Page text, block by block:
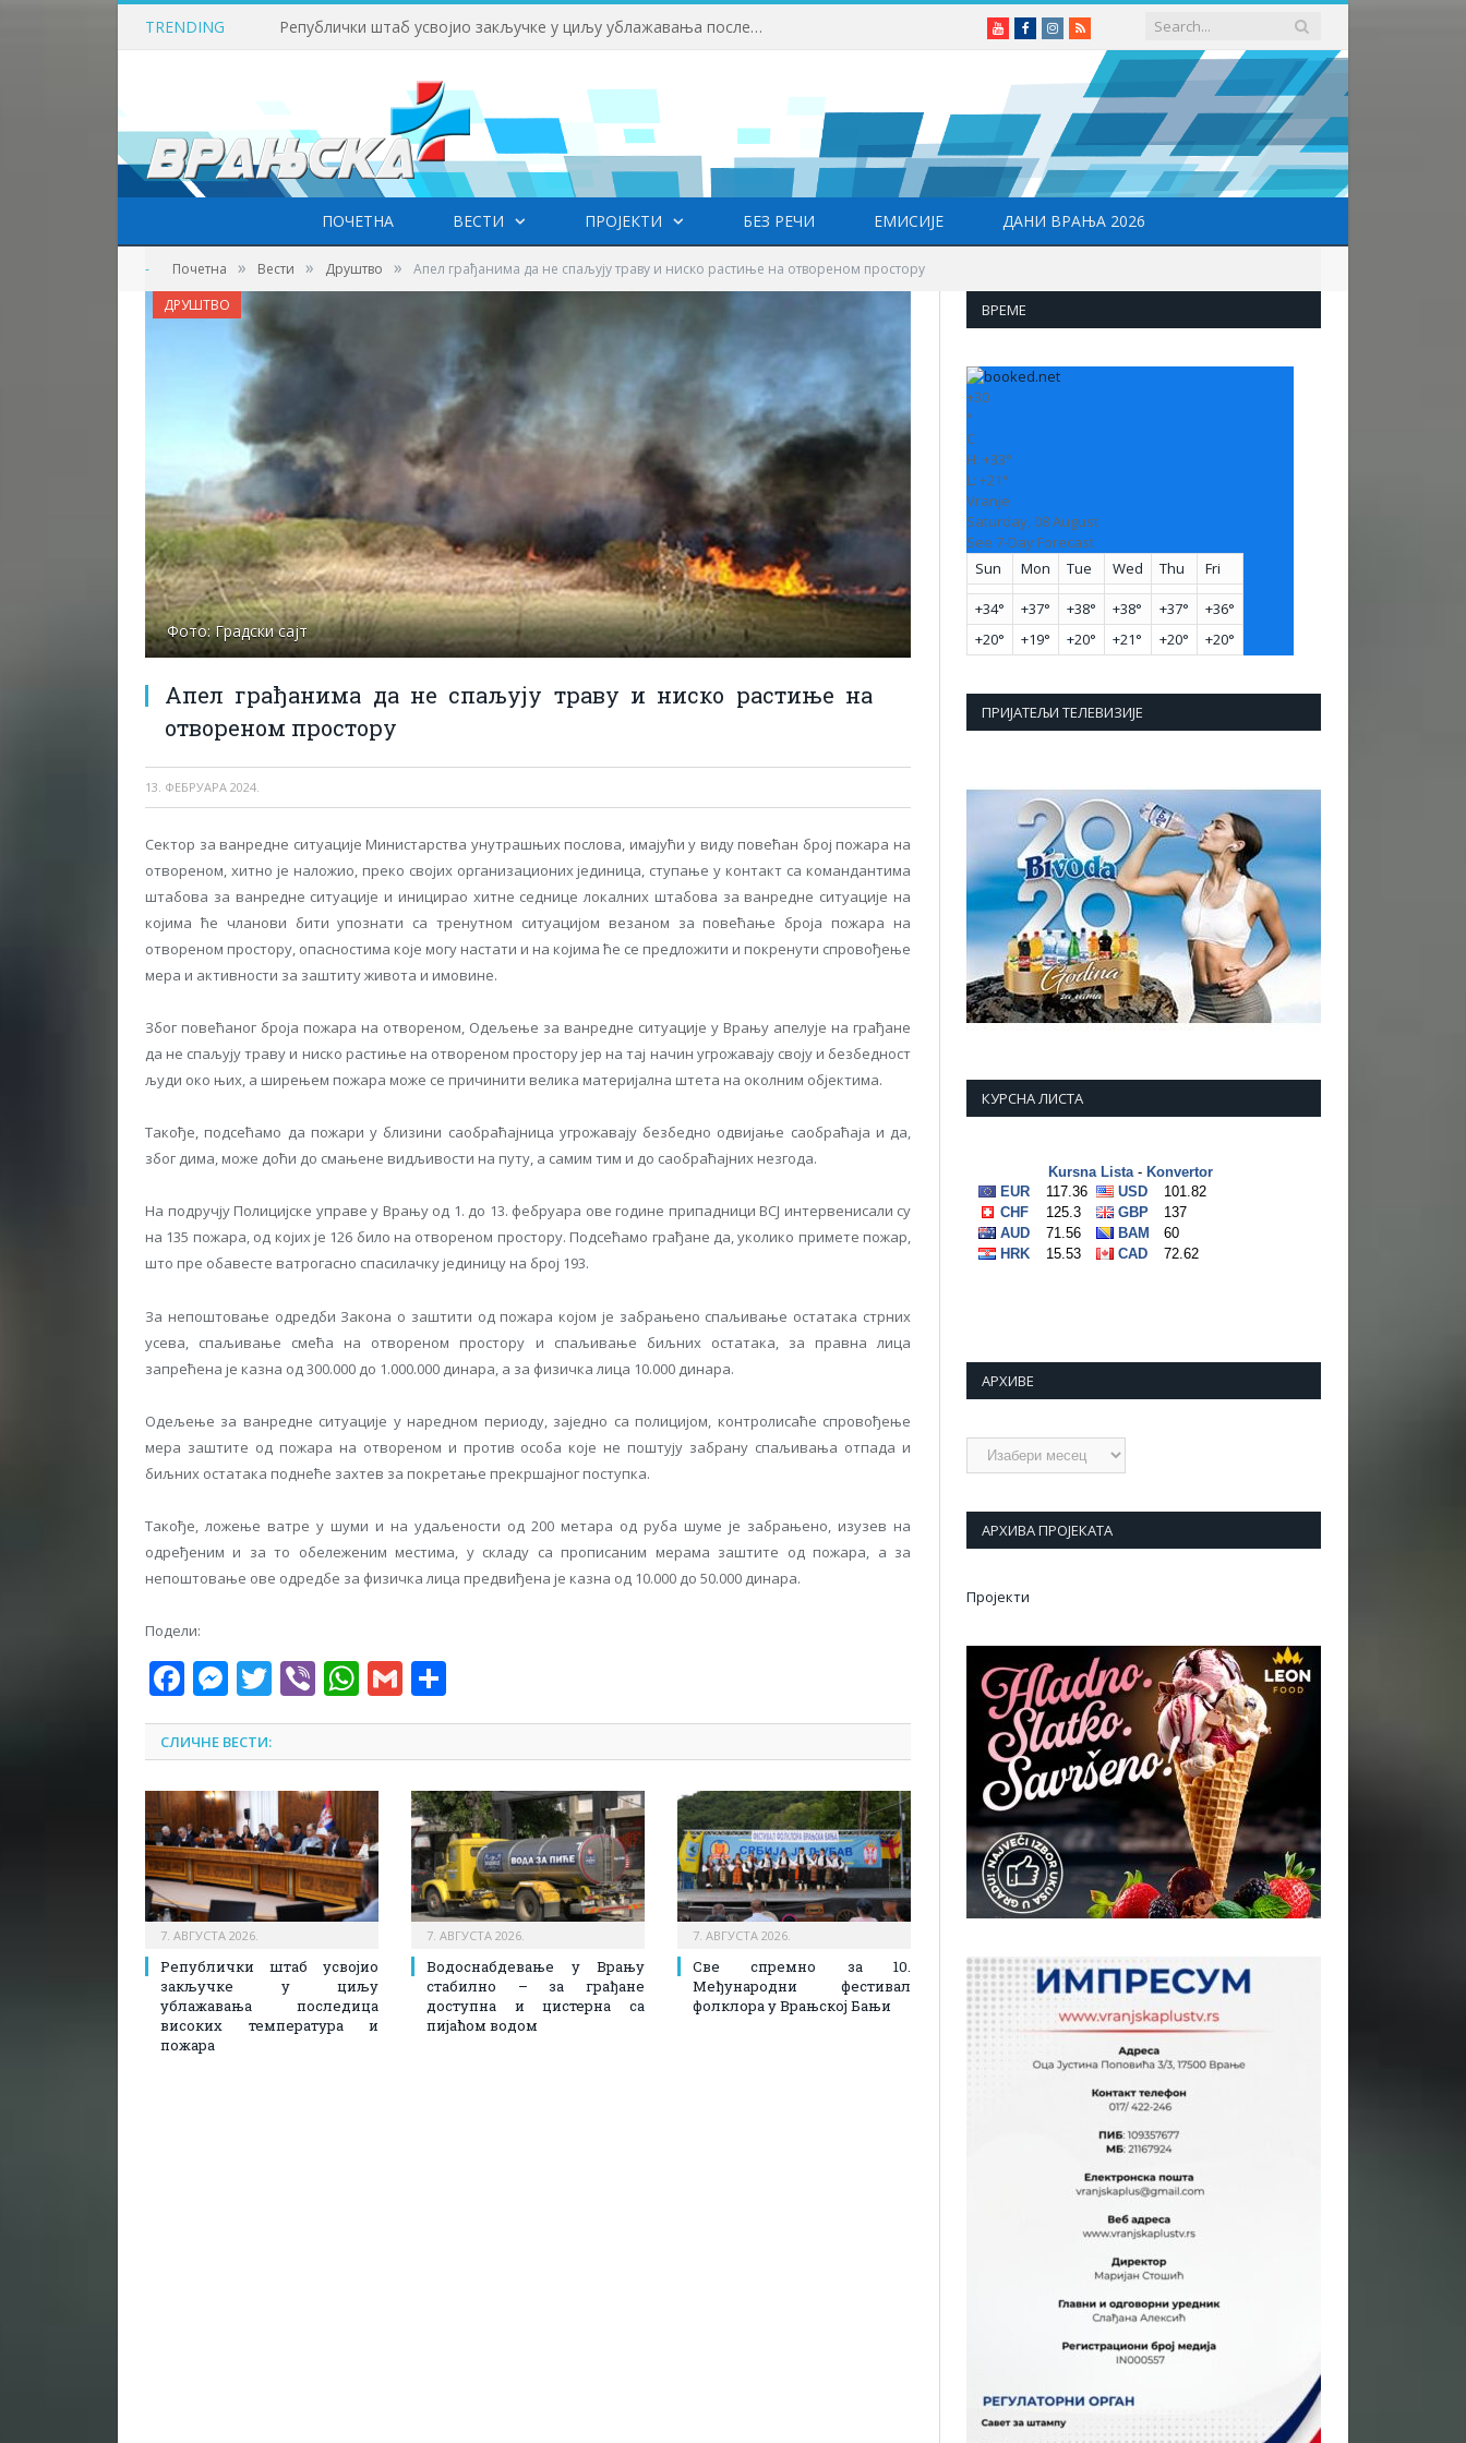
TRENDING Републички штаб усвојио закључке у циљу ублажавања последица високих температура и пожара​ YoutubeFacebookInstagram
RSS
ПОЧЕТНА ВЕСТИ ПРОЈЕКТИ БЕЗ РЕЧИ ЕМИСИЈЕ ДАНИ ВРАЊА 2026
- Почетна » Вести » Друштво » Aпел грађанима да не спаљују траву и ниско растиње на отвореном простору
Фото: Градски сајт
Aпел грађанима да не спаљују траву и ниско растиње на
отвореном простору
13. ФЕБРУАРА 2024.
ДРУШТВО
Сектор за ванредне ситуације Министарства унутрашњих послова, имајући у виду повећан број пожара на
отвореном, хитно је наложио, преко својих организационих јединица, ступање у контакт са командантима
штабова за ванредне ситуације и иницирао хитне седнице локалних штабова за ванредне ситуације на
којима ће чланови бити упознати са тренутном ситуацијом везаном за повећање броја пожара на
отвореном простору, опасностима које могу настати и на којима ће се предложити и покренути спровођење
мера и активности за заштиту живота и имовине.
Због повећаног броја пожара на отвореном, Одељење за ванредне ситуације у Врању апелује на грађане
да не спаљују траву и ниско растиње на отвореном простору јер на тај начин угрожавају своју и безбедност
људи око њих, а ширењем пожара може се причинити велика материјална штета на околним објектима.
Такође, подсећамо да пожари у близини саобраћајница угрожавају безбедно одвијање саобраћаја и да,
због дима, може доћи до смањене видљивости на путу, а самим тим и до саобраћајних незгода.
На подручју Полицијске управе у Врању од 1. до 13. фебруара ове године припадници ВСЈ интервенисали су
на 135 пожара, од којих је 126 било на отвореном простору. Подсећамо грађане да, уколико примете пожар,
што пре обавесте ватрогасно спасилачку јединицу на број 193.
За непоштовање одредби Закона о заштити од пожара којом је забрањено спаљивање остатака стрних
усева, спаљивање смећа на отвореном простору и спаљивање биљних остатака, за правна лица
запрећена је казна од 300.000 до 1.000.000 динара, а за физичка лица 10.000 динара.
Одељење за ванредне ситуације у наредном периоду, заједно са полицијом, контролисаће спровођење
мера заштите од пожара на отвореном и против особа које не поштују забрану спаљивања отпада и
биљних остатака поднеће захтев за покретање прекршајног поступка.
Такође, ложење ватре у шуми и на удаљености од 200 метара од руба шуме је забрањено, изузев на
одређеним и за то обележеним местима, у складу са прописаним мерама заштите од пожара, а за
непоштовање ове одредбе за физичка лица предвиђена је казна од 10.000 до 50.000 динара.
Подели:
Facebook
Messenger
Twitter
ViberWhatsApp
Gmail
СЛИЧНЕ ВЕСТИ:
7. АВГУСТА 2026.
Републички штаб усвојио
закључке у циљу
ублажавања последица
високих температура и
пожара​
7. АВГУСТА 2026.
Водоснабдевање у Врању
стабилно – за грађане
доступна и цистерна са
пијаћом водом
7. АВГУСТА 2026.
Све спремно за 10.
Међународни фестивал
фолклора у Врањској Бањи
ВРЕМЕ
+30
°
C
H: +33°
L: +21°
Vranje
Saturday, 08 August
See 7-Day Forecast
Sun
Mon Tue Wed Thu Fri
+34° +37° +38° +38° +37° +36°
+20° +19° +20° +21° +20° +20°
ПРИЈАТЕЉИ ТЕЛЕВИЗИЈЕ
КУРСНА ЛИСТА
АРХИВЕ
Архиве
АРХИВА ПРОЈЕКАТА
Пројекти